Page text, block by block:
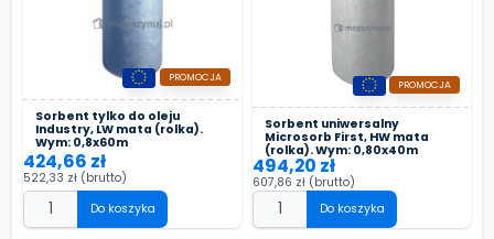
Sorbent tylko do oleju
Industry, LW mata (rolka).
Wym: 0,8x60m
PROMOCJA
424,66 zł
522,33 zł (brutto)
Do koszyka
Sorbent uniwersalny
Microsorb First, HW mata
(rolka). Wym: 0,80x40m
PROMOCJA
494,20 zł
607,86 zł (brutto)
Do koszyka